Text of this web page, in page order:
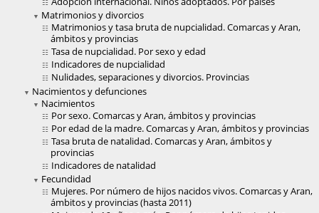
Matrimonios y divorcios
Matrimonios y tasa bruta de nupcialidad. Comarcas y Aran,
ámbitos y provincias
Tasa de nupcialidad. Por sexo y edad
Indicadores de nupcialidad
Nulidades, separaciones y divorcios. Provincias
Nacimientos y defunciones
Nacimientos
Por sexo. Comarcas y Aran, ámbitos y provincias
Por edad de la madre. Comarcas y Aran, ámbitos y provincias
Tasa bruta de natalidad. Comarcas y Aran, ámbitos y
provincias
Indicadores de natalidad
Fecundidad
Mujeres. Por número de hijos nacidos vivos. Comarcas y Aran,
ámbitos y provincias (hasta 2011)